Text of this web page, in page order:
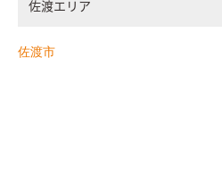
佐渡エリア
佐渡市